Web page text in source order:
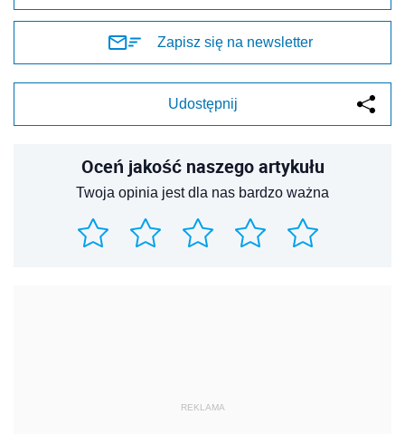
Zapisz się na newsletter
Udostępnij
Oceń jakość naszego artykułu
Twoja opinia jest dla nas bardzo ważna
REKLAMA